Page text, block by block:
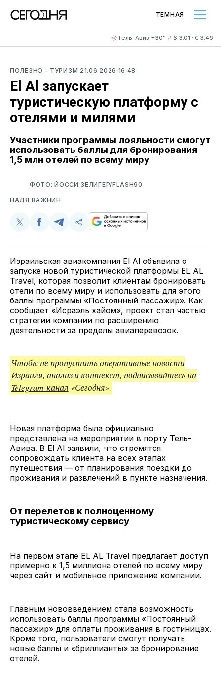
Тель-Авив +30° $ 3.01 · € 3.46
ТЕМНАЯ
ПОЛЕЗНО - ТУРИЗМ 21.06.2026 16:48
El Al запускает
туристическую платформу с
отелями и милями
Участники программы лояльности смогут
использовать баллы для бронирования
1,5 млн отелей по всему миру
ФОТО: ЙОССИ ЗЕЛИГЕР/FLASH90
НАДЯ ВАЖНИН
Поделиться
Twitter
Поделиться
Facebook
Поделиться
Telegram
Скопируйте
поделитесь
Израильская авиакомпания El Al объявила о
запуске новой туристической платформы EL AL
Travel, которая позволит клиентам бронировать
отели по всему миру и использовать для этого
баллы программы «Постоянный пассажир». Как
сообщает «Исраэль хайом», проект стал частью
стратегии компании по расширению
деятельности за пределы авиаперевозок.
Чтобы не пропустить оперативные новости
Израиля, анализ и контекст, подписывайтесь на
Telegram-канал «Сегодня».
Новая платформа была официально
представлена на мероприятии в порту Тель-
Авива. В El Al заявили, что стремятся
сопровождать клиента на всех этапах
путешествия — от планирования поездки до
проживания и развлечений в пункте назначения.
От перелетов к полноценному
туристическому сервису
На первом этапе EL AL Travel предлагает доступ
примерно к 1,5 миллиона отелей по всему миру
через сайт и мобильное приложение компании.
Главным нововведением стала возможность
использовать баллы программы «Постоянный
пассажир» для оплаты проживания в гостиницах.
Кроме того, пользователи смогут получать
новые баллы и «бриллианты» за бронирование
отелей.